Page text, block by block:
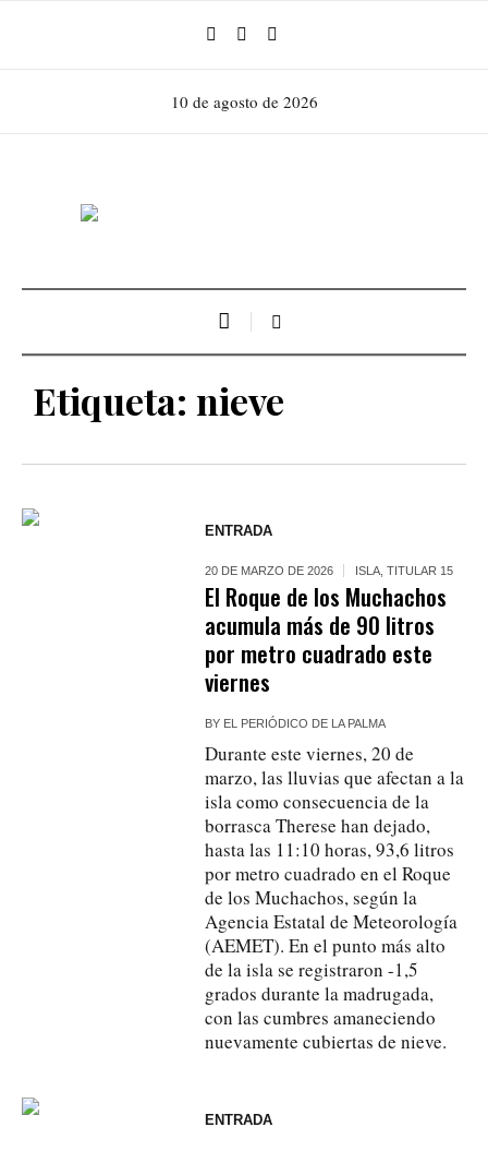
10 de agosto de 2026
Etiqueta: nieve
ENTRADA
20 DE MARZO DE 2026 ISLA ,TITULAR 15
El Roque de los Muchachos
acumula más de 90 litros
por metro cuadrado este
viernes
BY EL PERIÓDICO DE LA PALMA
Durante este viernes, 20 de
marzo, las lluvias que afectan a la
isla como consecuencia de la
borrasca Therese han dejado,
hasta las 11:10 horas, 93,6 litros
por metro cuadrado en el Roque
de los Muchachos, según la
Agencia Estatal de Meteorología
(AEMET). En el punto más alto
de la isla se registraron -1,5
grados durante la madrugada,
con las cumbres amaneciendo
nuevamente cubiertas de nieve.
ENTRADA